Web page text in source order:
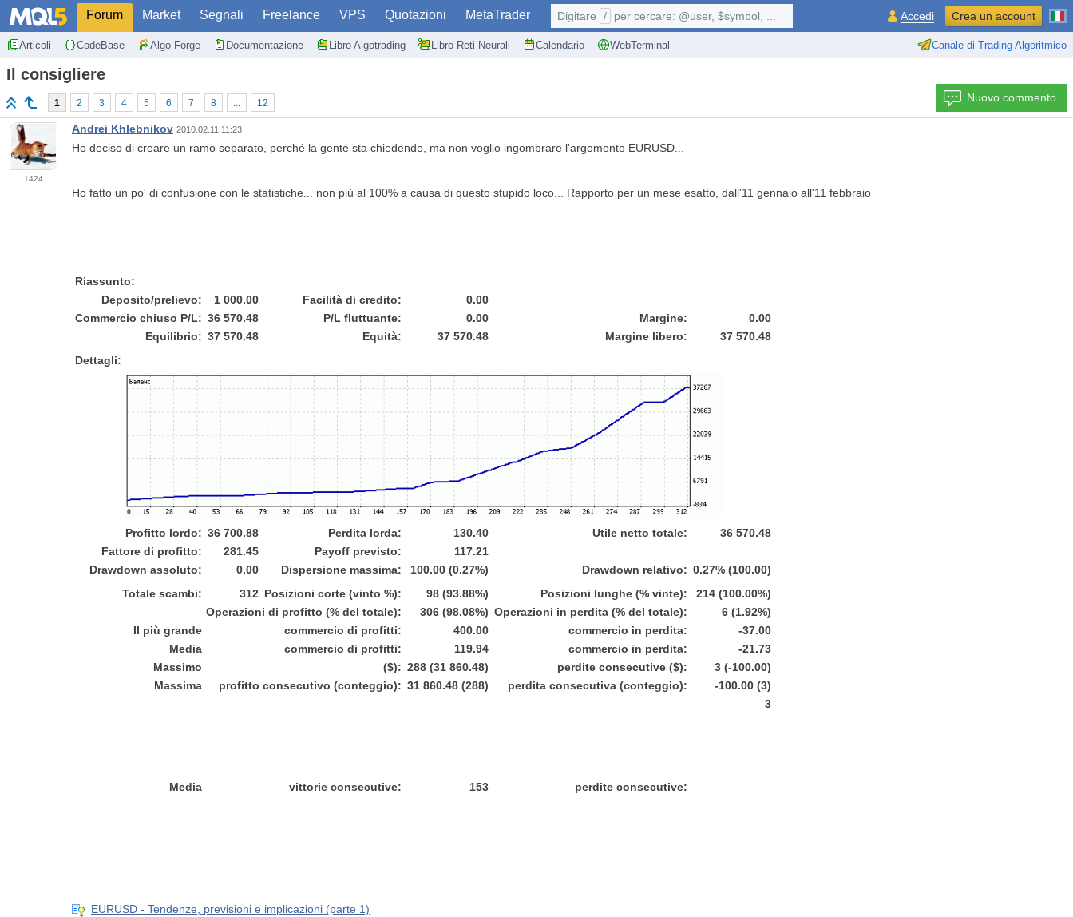
Forum Market Segnali Freelance VPS Quotazioni MetaTrader
Articoli CodeBase Algo Forge Documentazione Libro Algotrading Libro Reti Neurali Calendario WebTerminal Canale di Trading Algoritmico
Digitare / per cercare: @user, $symbol, ... Accedi Crea un account
Il consigliere
1 2 3 4 5 6 7 8 ... 12 Nuovo commento
1424
Andrei Khlebnikov 2010.02.11 11:23
Ho deciso di creare un ramo separato, perché la gente sta chiedendo, ma non voglio ingombrare l'argomento EURUSD...
Ho fatto un po' di confusione con le statistiche... non più al 100% a causa di questo stupido loco... Rapporto per un mese esatto, dall'11 gennaio all'11 febbraio
Riassunto:
Deposito/prelievo:
1 000.00 Facilità di credito:
0.00
Commercio chiuso P/L: 36 570.48 P/L fluttuante: 0.00 Margine:
0.00
Equilibrio: 37 570.48 Equità: 37 570.48 Margine libero:
37 570.48
Dettagli:
Profitto lordo: 36 700.88 Perdita lorda: 130.40 Utile netto totale:
36 570.48
Fattore di profitto:
281.45 Payoff previsto:
117.21
Drawdown assoluto:
0.00 Dispersione massima: 100.00 (0.27%) Drawdown relativo: 0.27% (100.00)
Totale scambi:
312 Posizioni corte (vinto %): 98 (93.88%) Posizioni lunghe (% vinte):
214 (100.00%)
Operazioni di profitto (% del totale):
306 (98.08%) Operazioni in perdita (% del totale):
6 (1.92%)
Il più grande
commercio di profitti: 400.00 commercio in perdita:
-37.00
Media
commercio di profitti: 119.94 commercio in perdita:
-21.73
Massimo
($): 288 (31 860.48) perdite consecutive ($):
3 (-100.00)
Massima
profitto consecutivo (conteggio): 31 860.48 (288) perdita consecutiva (conteggio): -100.00 (3)
Media vittorie consecutive: 153 perdite consecutive:
3
EURUSD - Tendenze, previsioni e implicazioni (parte 1)